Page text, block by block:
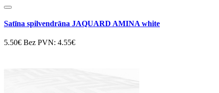
Satīna spilvendrāna JAQUARD AMINA white
5.50€ Bez PVN: 4.55€